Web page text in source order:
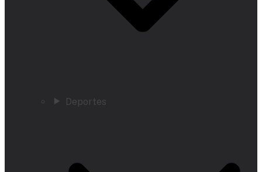
Deportes